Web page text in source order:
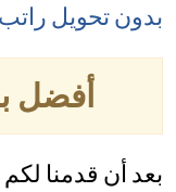
بدون تحويل راتب
أفضل
بعد أن قدمنا